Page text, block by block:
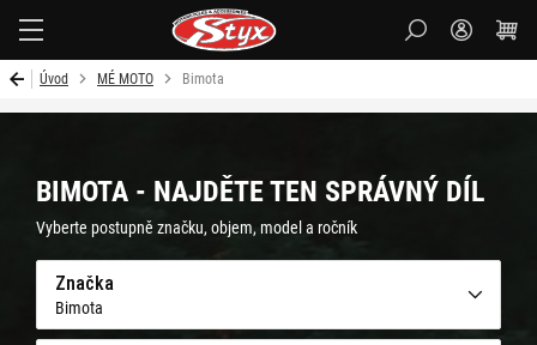
Úvod MÉ MOTO Bimota
BIMOTA - NAJDĚTE TEN SPRÁVNÝ DÍL
Vyberte postupně značku, objem, model a ročník
Značka
Bimota